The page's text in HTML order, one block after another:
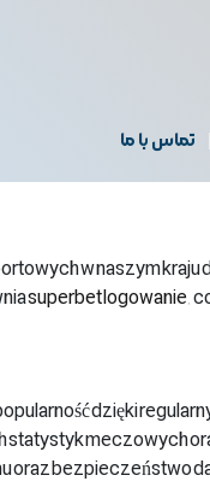
تماس با ما
w naszym
superbet logowanie,
dzięki
meczowych
oraz bezpieczeństwo